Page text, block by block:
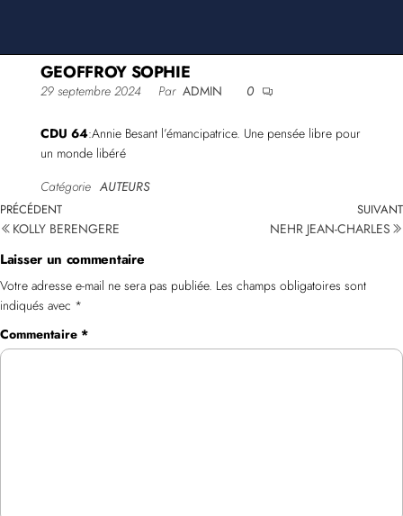
GEOFFROY SOPHIE
29 septembre 2024 Par ADMIN 0
CDU 64:Annie Besant l’émancipatrice. Une pensée libre pour
un monde libéré
Catégorie AUTEURS
PRÉCÉDENT
KOLLY BERENGERE
SUIVANT
NEHR JEAN-CHARLES
Laisser un commentaire
Votre adresse e-mail ne sera pas publiée. Les champs obligatoires sont
indiqués avec *
Commentaire *